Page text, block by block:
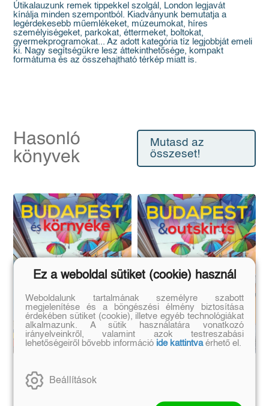
Útikalauzunk remek tippekkel szolgál, London legjavát
kínálja minden szempontból. Kiadványunk bemutatja a
legérdekesebb műemlékeket, múzeumokat, híres
személyiségeket, parkokat, éttermeket, boltokat,
gyermekprogramokat... Az adott kategória tíz legjobbját emeli
ki. Nagy segítségükre lesz áttekinthetősége, kompakt
formátuma és az összehajtható térkép miatt is.
Hasonló
könyvek
Mutasd az
összeset!
Budapest és környéke
Ez a weboldal sütiket (cookie) használ
Weboldalunk tartalmának személyre szabott
megjelenítése és a böngészési élmény biztosítása
érdekében sütiket (cookie), illetve egyéb technológiákat
alkalmazunk. A sütik használatára vonatkozó
irányelveinkről, valamint azok testreszabási
lehetőségeiről bővebb információ ide kattintvaérhető el.
Beállítások